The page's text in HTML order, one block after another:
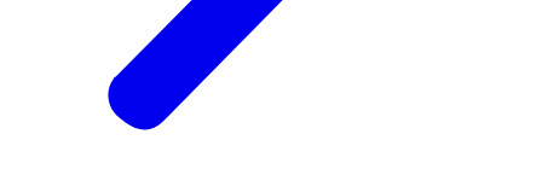
Dus wil je daarvoor in aanmerking komen, wordt
er gelet dus op je salaris en op je spaargeld.
En daar zijn grenzen aan verbonden die de
overheid jaarlijks vaststelt.